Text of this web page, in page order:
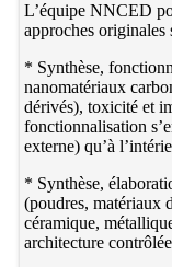
L’équipe NNCED
approches originales
* Synthèse,
nanomatériaux
dérivés), toxicité et
fonctionnalisation
externe) qu’à
* Synthèse,
(poudres, matériaux
céramique,
architecture